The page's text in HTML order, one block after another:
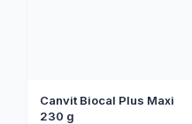
Canvit Biocal Plus Maxi
230 g